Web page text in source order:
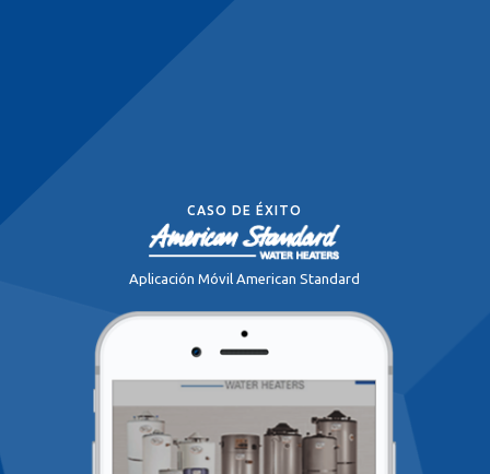
CASO DE ÉXITO
Aplicación Móvil American Standard